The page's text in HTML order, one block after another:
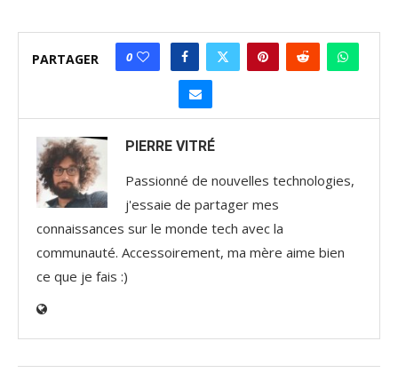
PARTAGER 0
PIERRE VITRÉ
Passionné de nouvelles technologies,
j'essaie de partager mes
connaissances sur le monde tech avec la
communauté. Accessoirement, ma mère aime bien
ce que je fais :)